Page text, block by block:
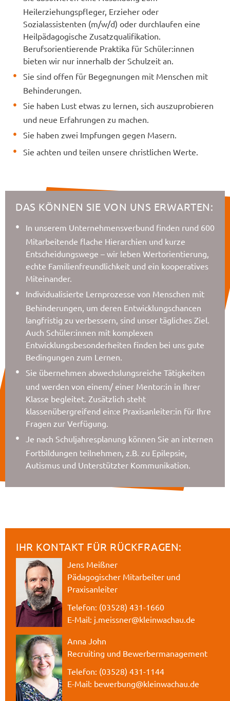
Heilerziehungspfleger, Erzieher oder
Sozialassistenten (m/w/d) oder durchlaufen eine
Heilpädagogische Zusatzqualifikation.
Berufsorientierende Praktika für Schüler:innen
bieten wir nur innerhalb der Schulzeit an.
Sie sind offen für Begegnungen mit Menschen mit
Behinderungen.
Sie haben Lust etwas zu lernen, sich auszuprobieren
und neue Erfahrungen zu machen.
Sie haben zwei Impfungen gegen Masern.
Sie achten und teilen unsere christlichen Werte.
DAS KÖNNEN SIE VON UNS ERWARTEN:
In unserem Unternehmensverbund finden rund 600
Mitarbeitende flache Hierarchien und kurze
Entscheidungswege – wir leben Wertorientierung,
echte Familienfreundlichkeit und ein kooperatives
Miteinander.
Individualisierte Lernprozesse von Menschen mit
Behinderungen, um deren Entwicklungschancen
langfristig zu verbessern, sind unser tägliches Ziel.
Auch Schüler:innen mit komplexen
Entwicklungsbesonderheiten finden bei uns gute
Bedingungen zum Lernen.
Sie übernehmen abwechslungsreiche Tätigkeiten
und werden von einem/ einer Mentor:in in Ihrer
Klasse begleitet. Zusätzlich steht
klassenübergreifend ein:e Praxisanleiter:in für Ihre
Fragen zur Verfügung.
Je nach Schuljahresplanung können Sie an internen
Fortbildungen teilnehmen, z.B. zu Epilepsie,
Autismus und Unterstützter Kommunikation.
IHR KONTAKT FÜR RÜCKFRAGEN:
Jens Meißner
Pädagogischer Mitarbeiter und
Praxisanleiter
Telefon: (03528) 431-1660
E-Mail: j.meissner@kleinwachau.de
Anna John
Recruiting und Bewerbermanagement
Telefon: (03528) 431-1144
E-Mail: bewerbung@kleinwachau.de